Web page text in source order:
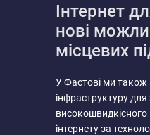
Інтернет
нові
місцевих
У Фастові ми
інфраструктуру
інтернету за